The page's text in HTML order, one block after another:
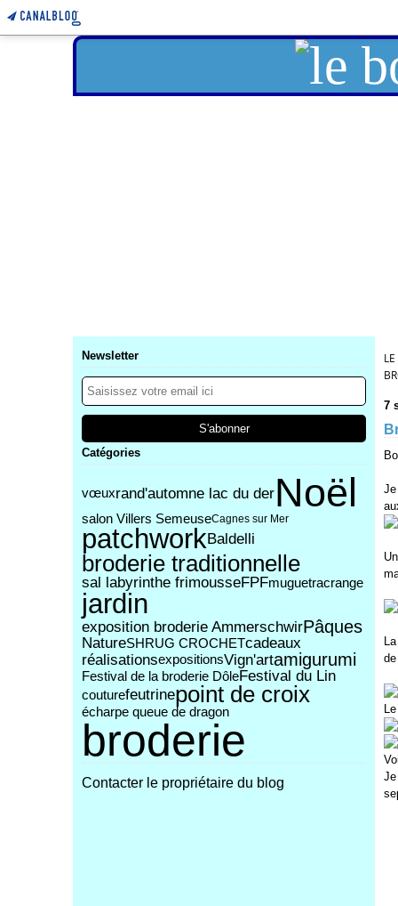
Newsletter
Catégories
vœuxrand'automne lac du derNoël
salon Villers SemeuseCagnes sur Mer
patchworkBaldelli
broderie traditionnelle
sal labyrinthe frimousseFPFmuguetracrange
jardin
exposition broderie AmmerschwirPâques
NatureSHRUG CROCHETcadeaux
réalisationsexpositionsVign'artamigurumi
Festival de la broderie DôleFestival du Lin
couturefeutrinepoint de croix
écharpe queue de dragon
broderie
Contacter le propriétaire du blog
7